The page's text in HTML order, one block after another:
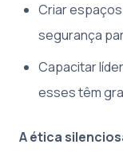
Criar
segurança
Capacitar
esses têm
A ética